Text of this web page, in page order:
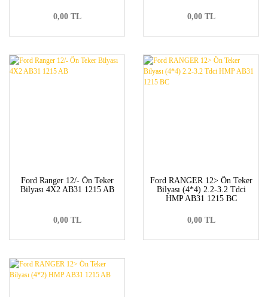
0,00 TL 0,00 TL
Ford Ranger 12/- Ön Teker
Bilyası 4X2 AB31 1215 AB
0,00 TL
Ford RANGER 12> Ön Teker
Bilyası (4*4) 2.2-3.2 Tdci
HMP AB31 1215 BC
0,00 TL